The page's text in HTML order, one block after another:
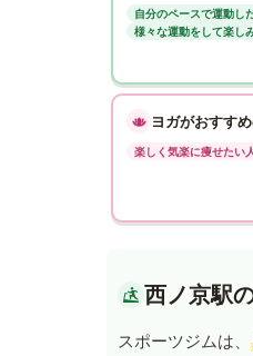
自分のペースで運動し
様々な運動をして楽し
ヨガがおすす
楽しく気楽に痩せたい
西ノ京駅
スポーツジムは、